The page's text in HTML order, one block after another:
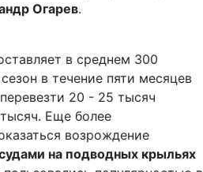
Огарев.
в среднем 300
в течение пяти месяцев
20 - 25 тысяч
Еще более
возрождение
на подводных крыльях